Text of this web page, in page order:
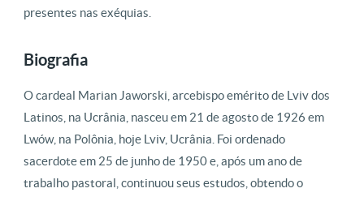
presentes nas exéquias.
Biografia
O cardeal Marian Jaworski, arcebispo emérito de Lviv dos
Latinos, na Ucrânia, nasceu em 21 de agosto de 1926 em
Lwów, na Polônia, hoje Lviv, Ucrânia. Foi ordenado
sacerdote em 25 de junho de 1950 e, após um ano de
trabalho pastoral, continuou seus estudos, obtendo o